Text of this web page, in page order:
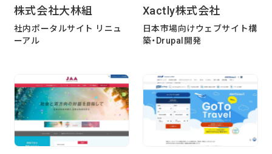
株式会社大林組
社内ポータルサイト リニュ
ーアル
Xactly株式会社
日本市場向けウェブサイト構
築・Drupal開発